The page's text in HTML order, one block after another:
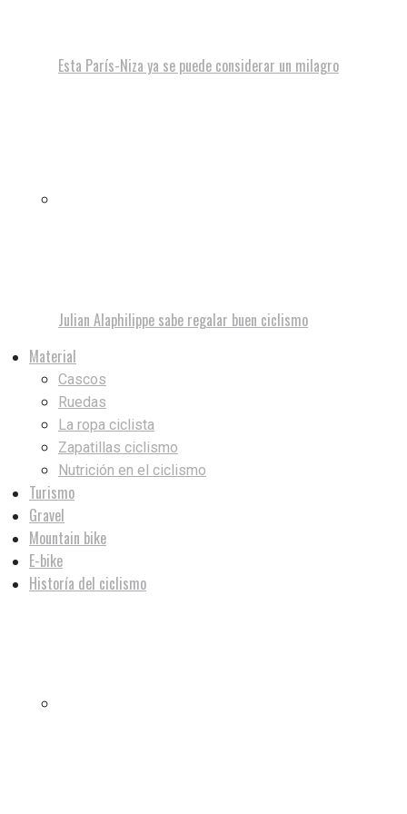
Esta París-Niza ya se puede considerar un milagro
Julian Alaphilippe sabe regalar buen ciclismo
Material
Cascos
Ruedas
La ropa ciclista
Zapatillas ciclismo
Nutrición en el ciclismo
Turismo
Gravel
Mountain bike
E-bike
Historía del ciclismo